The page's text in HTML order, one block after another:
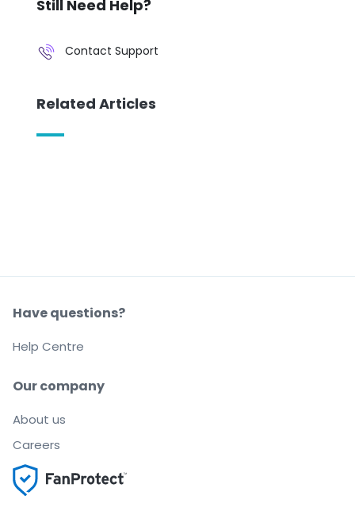
Still Need Help?
Contact Support
Related Articles
Our company
About us
Careers
Have questions?
Help Centre